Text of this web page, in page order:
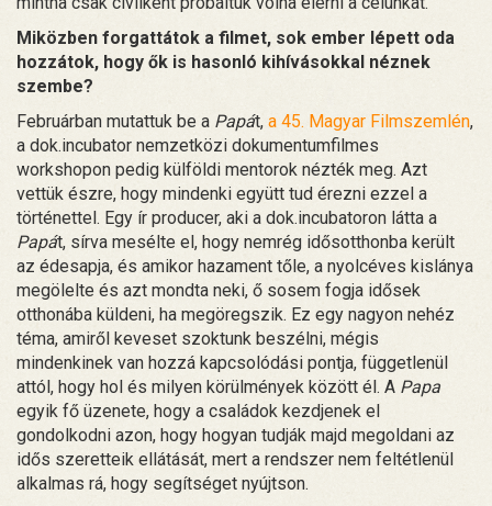
Miközben forgattátok a filmet, sok ember lépett oda
hozzátok, hogy ők is hasonló kihívásokkal néznek
szembe?
Februárban mutattuk be a Papát, a 45. Magyar Filmszemlén,
a dok.incubator nemzetközi dokumentumfilmes
workshopon pedig külföldi mentorok nézték meg. Azt
vettük észre, hogy mindenki együtt tud érezni ezzel a
történettel. Egy ír producer, aki a dok.incubatoron látta a
Papát, sírva mesélte el, hogy nemrég idősotthonba került
az édesapja, és amikor hazament tőle, a nyolcéves kislánya
megölelte és azt mondta neki, ő sosem fogja idősek
otthonába küldeni, ha megöregszik. Ez egy nagyon nehéz
téma, amiről keveset szoktunk beszélni, mégis
mindenkinek van hozzá kapcsolódási pontja, függetlenül
attól, hogy hol és milyen körülmények között él. A Papa
egyik fő üzenete, hogy a családok kezdjenek el
gondolkodni azon, hogy hogyan tudják majd megoldani az
idős szeretteik ellátását, mert a rendszer nem feltétlenül
alkalmas rá, hogy segítséget nyújtson.